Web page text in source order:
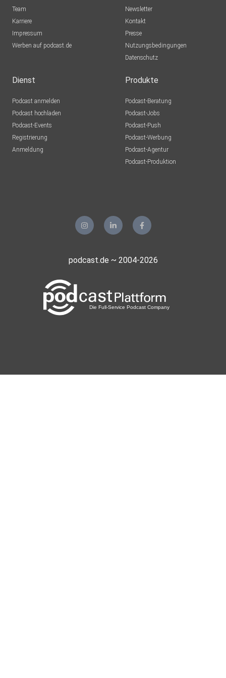
Team
Karriere
Impressum
Werben auf podcast.de
Newsletter
Kontakt
Presse
Nutzungsbedingungen
Datenschutz
Dienst
Podcast anmelden
Podcast hochladen
Podcast-Events
Registrierung
Anmeldung
Produkte
Podcast-Beratung
Podcast-Jobs
Podcast-Push
Podcast-Werbung
Podcast-Agentur
Podcast-Produktion
podcast.de ~ 2004-2026